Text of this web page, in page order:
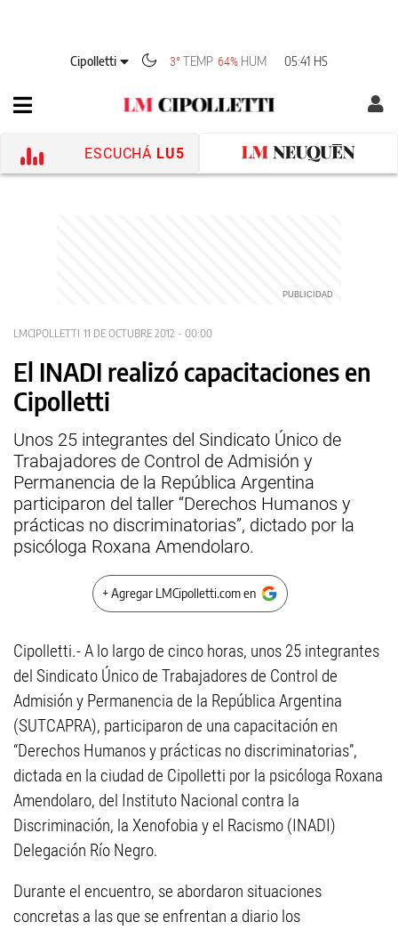
Cipolletti 3° TEMP 64% HUM 05:41 HS
ESCUCHÁ LU5
LMCIPOLLETTI 11 DE OCTUBRE 2012 - 00:00
El INADI realizó capacitaciones en
Cipolletti
Unos 25 integrantes del Sindicato Único de
Trabajadores de Control de Admisión y
Permanencia de la República Argentina
participaron del taller “Derechos Humanos y
prácticas no discriminatorias”, dictado por la
psicóloga Roxana Amendolaro.
+ Agregar LMCipolletti.com en
Cipolletti.- A lo largo de cinco horas, unos 25 integrantes
del Sindicato Único de Trabajadores de Control de
Admisión y Permanencia de la República Argentina
(SUTCAPRA), participaron de una capacitación en
“Derechos Humanos y prácticas no discriminatorias”,
dictada en la ciudad de Cipolletti por la psicóloga Roxana
Amendolaro, del Instituto Nacional contra la
Discriminación, la Xenofobia y el Racismo (INADI)
Delegación Río Negro.
Durante el encuentro, se abordaron situaciones
concretas a las que se enfrentan a diario los